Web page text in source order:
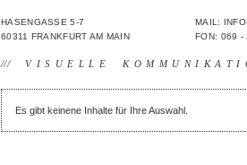
HASENGASSE 5-7
60311 FRANKFURT AM MAIN
MAIL:
FON: 069 -
/// VISUELLE
Es gibt keinene Inhalte für Ihre Auswahl.